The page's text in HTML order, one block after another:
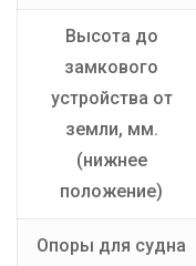
Высота до
замкового
устройства от
земли, мм.
(нижнее
положение)
Опоры для судна